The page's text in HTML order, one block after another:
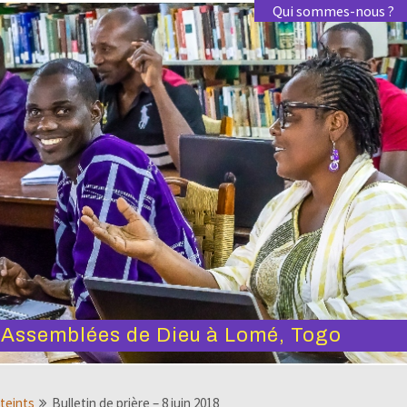
Qui sommes-nous ?
de Dieu à Lomé, Togo
Bulletin de prière – 8 juin 2018